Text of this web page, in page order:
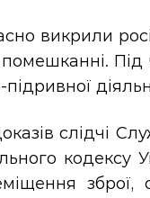
викрили
слідчі
кодексу
зброї,